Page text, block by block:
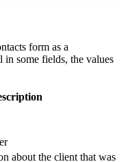
form as a
some fields, the values
about the client that was